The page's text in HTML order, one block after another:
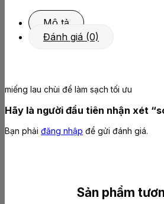
Mô tả
Đánh giá (0)
miếng lau chùi để làm sạch tối ưu
Hãy là người đầu tiên nhận xét
Bạn phải đăng nhập để gửi đánh giá.
Sản phẩm